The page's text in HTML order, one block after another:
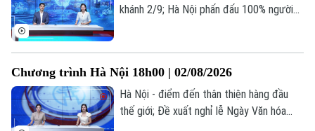
Âm nhạc
khánh 2/9; Hà Nội phấn đấu 100% người
Chương trình Hà Nội 18h00 | 02/08/2026
Hà Nội - điểm đến thân thiện hàng đầu
thế giới; Đề xuất nghỉ lễ Ngày Văn hóa